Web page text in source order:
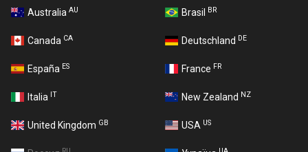
Australia AU Brasil BR
Canada CA Deutschland DE
España ES France FR
Italia IT New Zealand NZ
United Kingdom GB USA US